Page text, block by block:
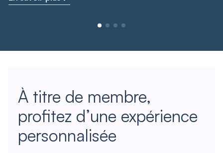
À titre de membre,
profitez d’une expérience
personnalisée